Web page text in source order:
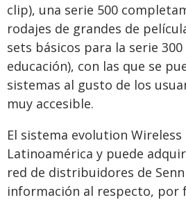
clip), una serie 500
rodajes de grandes de
sets básicos para la serie
educación), con las que se
sistemas al gusto de los
muy accesible.
El sistema evolution Wireless
Latinoamérica y puede
red de distribuidores de
información al respecto, por